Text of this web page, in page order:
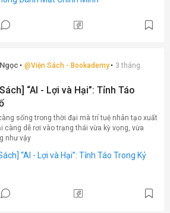
@Viện Sách - Bookademy
3 tháng
“AI - Lợi và Hại”: Tỉnh Táo
sống trong thời đại mà trí tuệ nhân tạo xuất
càng dễ rơi vào trạng thái vừa kỳ vọng, vừa
như vậy